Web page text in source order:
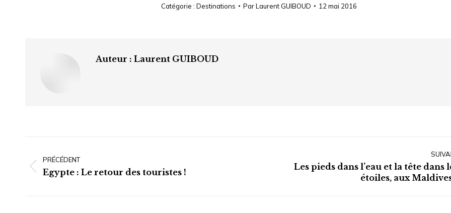
Catégorie : Destinations ParLaurent GUIBOUD 12 mai 2016
Auteur : Laurent GUIBOUD
articlePRÉCÉDENT
Article
Egypte : Le retour des touristes !
Les pieds dans l’eau et la tête dans
étoiles, aux